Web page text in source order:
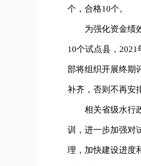
个，合格10个。
为强化资金绩效
10个试点县，
部将组织开展终期
补齐，否则不再安
相关省级水行政
训，进一步加强对
理，加快建设进度